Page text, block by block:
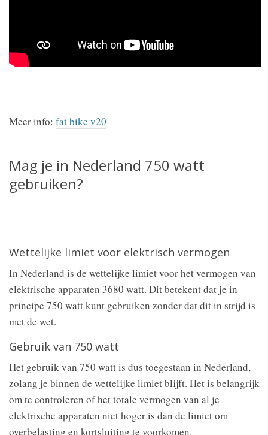
Meer info: fat bike v20
Mag je in Nederland 750 watt
gebruiken?
Wettelijke limiet voor elektrisch vermogen
In Nederland is de wettelijke limiet voor het vermogen van
elektrische apparaten 3680 watt. Dit betekent dat je in
principe 750 watt kunt gebruiken zonder dat dit in strijd is
met de wet.
Gebruik van 750 watt
Het gebruik van 750 watt is dus toegestaan in Nederland,
zolang je binnen de wettelijke limiet blijft. Het is belangrijk
om te controleren of het totale vermogen van al je
elektrische apparaten niet hoger is dan de limiet om
overbelasting en kortsluiting te voorkomen.